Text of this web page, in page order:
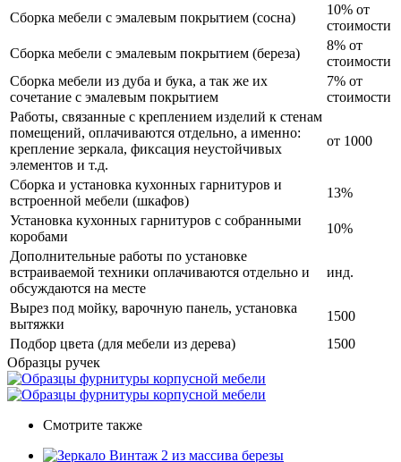
Сборка мебели с эмалевым покрытием (сосна)
10% от
стоимости
Сборка мебели с эмалевым покрытием (береза)
8% от
стоимости
Сборка мебели из дуба и бука, а так же их
сочетание с эмалевым покрытием
7% от
стоимости
Работы, связанные с креплением изделий к стенам
помещений, оплачиваются отдельно, а именно:
крепление зеркала, фиксация неустойчивых
элементов и т.д.
от 1000
Сборка и установка кухонных гарнитуров и
встроенной мебели (шкафов)
13%
Установка кухонных гарнитуров с собранными
коробами
10%
Дополнительные работы по установке
встраиваемой техники оплачиваются отдельно и
обсуждаются на месте
инд.
Вырез под мойку, варочную панель, установка
вытяжки
1500
Подбор цвета (для мебели из дерева)
1500
Образцы ручек
Смотрите также